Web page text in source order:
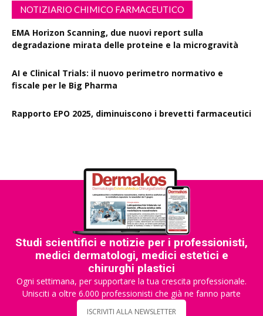
NOTIZIARIO CHIMICO FARMACEUTICO
EMA Horizon Scanning, due nuovi report sulla
degradazione mirata delle proteine e la microgravità
AI e Clinical Trials: il nuovo perimetro normativo e
fiscale per le Big Pharma
Rapporto EPO 2025, diminuiscono i brevetti farmaceutici
Studi scientifici e notizie per i professionisti,
medici dermatologi, medici estetici e
chirurghi plastici
Ogni settimana, per supportare la tua crescita professionale.
Unisciti a oltre 6.000 professionisti che già ne fanno parte
ISCRIVITI ALLA NEWSLETTER